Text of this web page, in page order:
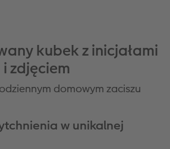
kubek z inicjałami
i zdjęciem
domowym zaciszu
w unikalnej